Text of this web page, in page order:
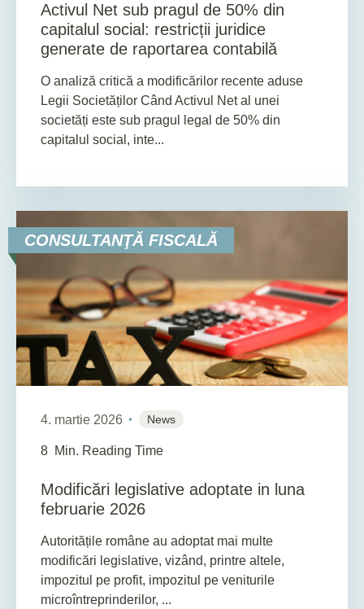
Activul Net sub pragul de 50% din
capitalul social: restricții juridice
generate de raportarea contabilă
O analiză critică a modificărilor recente aduse
Legii Societăților Când Activul Net al unei
societăți este sub pragul legal de 50% din
capitalul social, inte...
CONSULTANŢĂ FISCALĂ
4. martie 2026 News
8 Min. Reading Time
Modificări legislative adoptate in luna
februarie 2026
Autoritățile române au adoptat mai multe
modificări legislative, vizând, printre altele,
impozitul pe profit, impozitul pe veniturile
microîntreprinderilor, ...